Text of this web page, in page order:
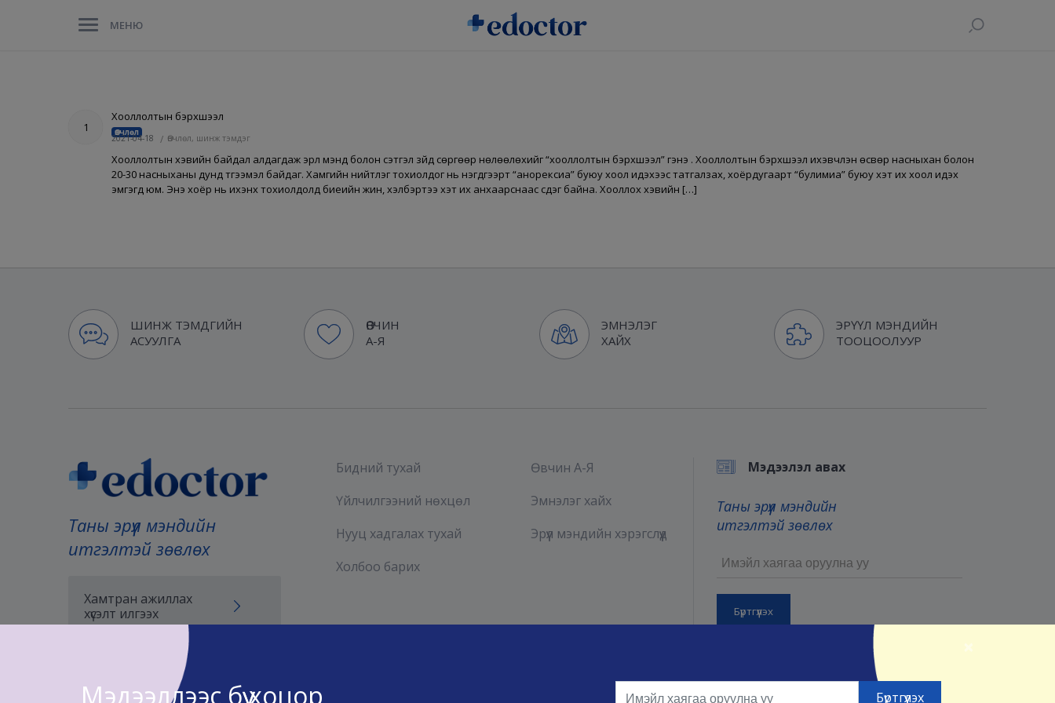
МЕНЮ
1
Хооллолтын бэрхшээл
Өвчлөл
2021-04-18 / Өвчлөл, шинж тэмдэг
Хооллолтын хэвийн байдал алдагдаж эрүүл мэнд болон сэтгэл зүйд сөргөөр нөлөөлөхийг “хооллолтын бэрхшээл” гэнэ . Хооллолтын бэрхшээл ихэвчлэн өсвөр насныхан болон
20-30 насныханы дунд түгээмэл байдаг. Хамгийн нийтлэг тохиолдог нь нэгдүгээрт “анорексиа” буюу хоол идэхээс татгалзах, хоёрдугаарт “булимиа” буюу хэт их хоол идэх
эмгэгүүд юм. Энэ хоёр нь ихэнх тохиолдолд биеийн жин, хэлбэртээ хэт их анхаарснаас үүсдэг байна. Хооллох хэвийн […]
Мэдээллээс бүү хоцор
ШИНЖ ТЭМДГИЙН
АСУУЛГА
ӨВЧИН
А-Я
ЭМНЭЛЭГ
ХАЙХ
ЭРҮҮЛ МЭНДИЙН
ТООЦООЛУУР
Таны эрүүл мэндийн
итгэлтэй зөвлөх
Хамтран ажиллах
хүсэлт илгээх
Бидний тухай
Үйлчилгээний нөхцөл
Нууц хадгалах тухай
Холбоо барих
Өвчин А-Я
Эмнэлэг хайх
Эрүүл мэндийн хэрэгслүүд
Мэдээлэл авах
Таны эрүүл мэндийн
итгэлтэй зөвлөх
Үйлчилгээний нөхцөл
зөвшөөрсөнд тооцно.